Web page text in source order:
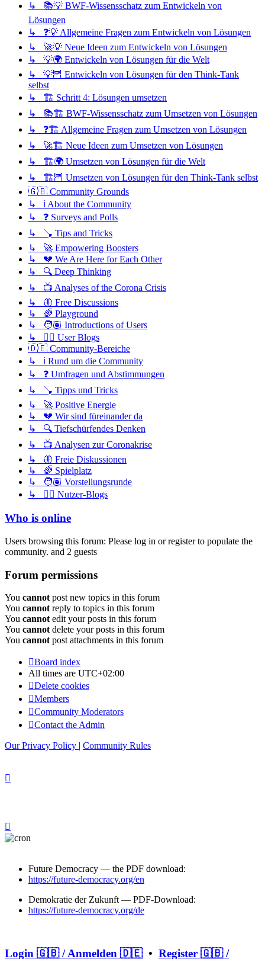
↳ 📚💡 BWF-Wissensschatz zum Entwickeln von
Lösungen
↳ ❓💡 Allgemeine Fragen zum Entwickeln von Lösungen
↳ 🚀💡 Neue Ideen zum Entwickeln von Lösungen
↳ 💡🌍 Entwickeln von Lösungen für die Welt
↳ 💡🦉 Entwickeln von Lösungen für den Think-Tank
selbst
↳ 🏗️ Schritt 4: Lösungen umsetzen
↳ 📚🏗️ BWF-Wissensschatz zum Umsetzen von Lösungen
↳ ❓🏗️ Allgemeine Fragen zum Umsetzen von Lösungen
↳ 🚀🏗️ Neue Ideen zum Umsetzen von Lösungen
↳ 🏗️🌍 Umsetzen von Lösungen für die Welt
↳ 🏗️🦉 Umsetzen von Lösungen für den Think-Tank selbst
🇬🇧 Community Grounds
↳ ℹ️ About the Community
↳ ❓ Surveys and Polls
↳ 🪠 Tips and Tricks
↳ 🚀 Empowering Boosters
↳ 💔 We Are Here for Each Other
↳ 🔍 Deep Thinking
↳ 📺 Analyses of the Corona Crisis
↳ 🦋 Free Discussions
↳ 🌈 Playground
↳ 🧑🏽 Introductions of Users
↳ ✍🏽 User Blogs
🇩🇪 Community-Bereiche
↳ ℹ️ Rund um die Community
↳ ❓ Umfragen und Abstimmungen
↳ 🪠 Tipps und Tricks
↳ 🚀 Positive Energie
↳ 💔 Wir sind füreinander da
↳ 🔍 Tiefschürfendes Denken
↳ 📺 Analysen zur Coronakrise
↳ 🦋 Freie Diskussionen
↳ 🌈 Spielplatz
↳ 🧑🏽 Vorstellungsrunde
↳ ✍🏽 Nutzer-Blogs
Who is online
Users browsing this forum: Please log in or register to populate the
community. and 2 guests
Forum permissions
You cannot post new topics in this forum
You cannot reply to topics in this forum
You cannot edit your posts in this forum
You cannot delete your posts in this forum
You cannot post attachments in this forum
Board index
All times are UTC+02:00
Delete cookies
Members
Community Moderators
Contact the Admin
Our Privacy Policy | Community Rules
Future Democracy — the PDF download:
https://future-democracy.org/en
Demokratie der Zukunft — PDF-Download:
https://future-democracy.org/de
Login 🇬🇧 / Anmelden 🇩🇪• Register 🇬🇧 /